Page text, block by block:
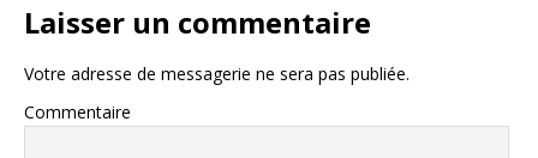
Laisser un commentaire
Votre adresse de messagerie ne sera pas publiée.
Commentaire